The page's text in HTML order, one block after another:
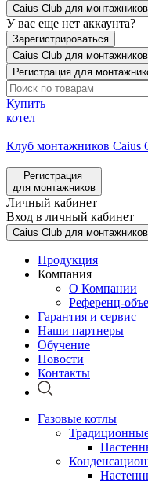
Caius Club для монтажников
У вас еще нет аккаунта?
Зарегистрироваться
Caius Club для монтажников
Регистрация для
Купить
котел
Клуб монтажников Caius
Регистрация
для монтажников
Личный кабинет
Вход в личный кабинет
Caius Club для монтажников
Продукция
Компания
О Компании
Референц-
Гарантия и сервис
Наши партнеры
Обучение
Новости
Контакты
Газовые котлы